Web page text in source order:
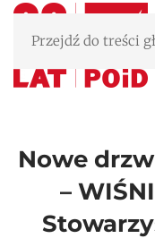
Przejdź do treści
Nowe
–